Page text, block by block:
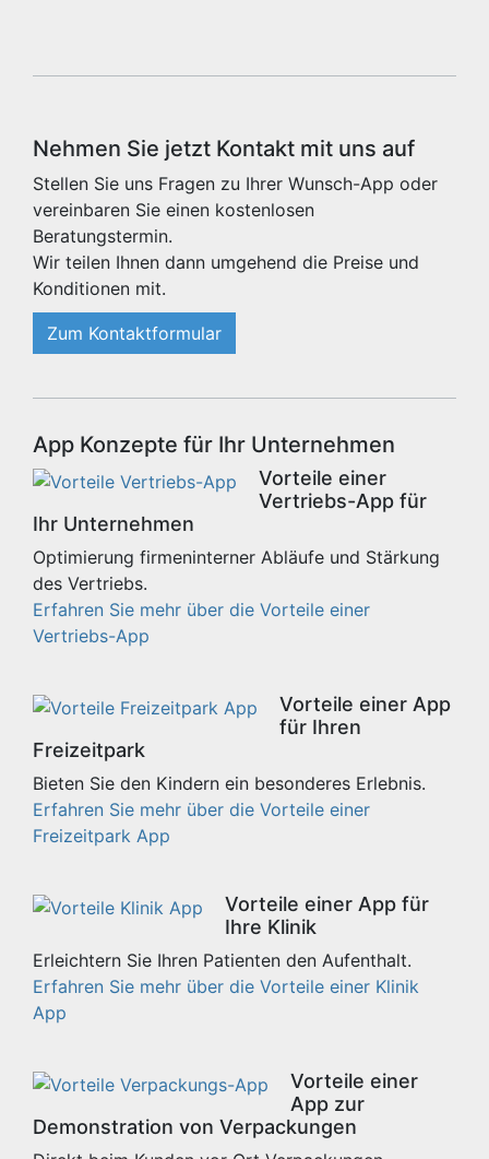
Nehmen Sie jetzt Kontakt mit uns auf
Stellen Sie uns Fragen zu Ihrer Wunsch-App oder
vereinbaren Sie einen kostenlosen
Beratungstermin.
Wir teilen Ihnen dann umgehend die Preise und
Konditionen mit.
Zum Kontaktformular
App Konzepte für Ihr Unternehmen
Vorteile einer
Vertriebs-App für
Ihr Unternehmen
Optimierung firmeninterner Abläufe und Stärkung
des Vertriebs.
Erfahren Sie mehr über die Vorteile einer
Vertriebs-App
Vorteile einer App
für Ihren
Freizeitpark
Bieten Sie den Kindern ein besonderes Erlebnis.
Erfahren Sie mehr über die Vorteile einer
Freizeitpark App
Vorteile einer App für
Ihre Klinik
Erleichtern Sie Ihren Patienten den Aufenthalt.
Erfahren Sie mehr über die Vorteile einer Klinik
App
Vorteile einer
App zur
Demonstration von Verpackungen